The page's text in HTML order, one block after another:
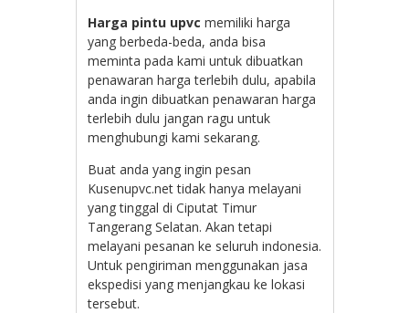
Harga pintu upvc memiliki harga
yang berbeda-beda, anda bisa
meminta pada kami untuk dibuatkan
penawaran harga terlebih dulu, apabila
anda ingin dibuatkan penawaran harga
terlebih dulu jangan ragu untuk
menghubungi kami sekarang.
Buat anda yang ingin pesan
Kusenupvc.net tidak hanya melayani
yang tinggal di Ciputat Timur
Tangerang Selatan. Akan tetapi
melayani pesanan ke seluruh indonesia.
Untuk pengiriman menggunakan jasa
ekspedisi yang menjangkau ke lokasi
tersebut.